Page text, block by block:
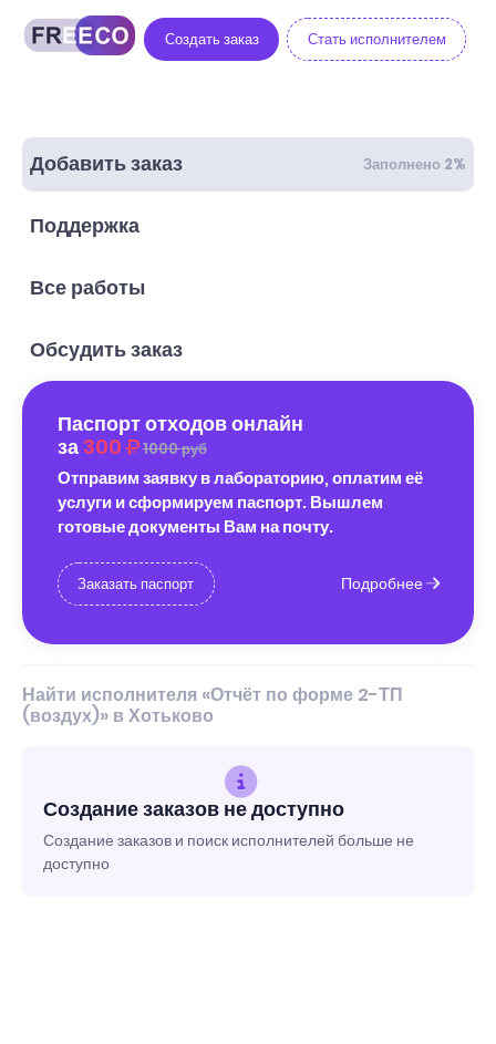
Создать заказ Стать исполнителем
Добавить заказ Заполнено 2%
Поддержка
Все работы
Обсудить заказ
Паспорт отходов онлайн
за 300 1000 руб
Отправим заявку в лабораторию, оплатим её
услуги и сформируем паспорт. Вышлем
готовые документы Вам на почту.
Заказать паспорт Подробнее
Найти исполнителя «Отчёт по форме 2-ТП
(воздух)» в Хотьково
Создание заказов не доступно
Создание заказов и поиск исполнителей больше не
доступно